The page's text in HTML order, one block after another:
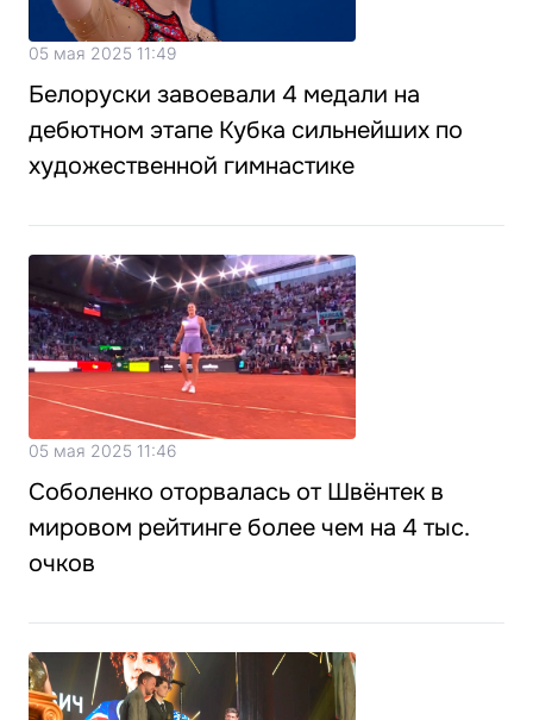
05 мая 2025 11:49
Белоруски завоевали 4 медали на
дебютном этапе Кубка сильнейших по
художественной гимнастике
05 мая 2025 11:46
Соболенко оторвалась от Швёнтек в
мировом рейтинге более чем на 4 тыс.
очков